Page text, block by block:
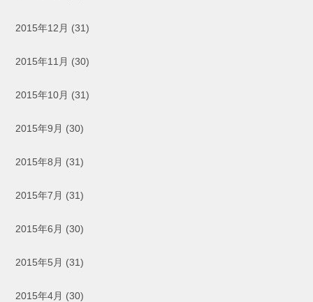
2015年12月 (31)
2015年11月 (30)
2015年10月 (31)
2015年9月 (30)
2015年8月 (31)
2015年7月 (31)
2015年6月 (30)
2015年5月 (31)
2015年4月 (30)